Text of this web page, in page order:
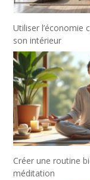
Utiliser l’économie
son intérieur
Créer une routine
méditation